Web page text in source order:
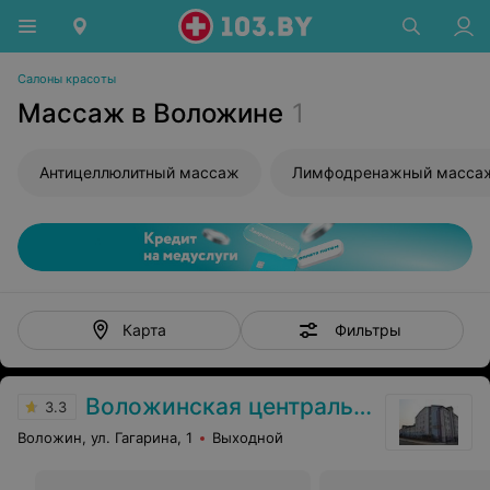
Салоны красоты
Массаж в Воложине 1
Антицеллюлитный массаж Лимфодренажный
Карта Фильтры
3.3 Воложинская центральная районная больница
Воложин, ул. Гагарина, 1 Выходной